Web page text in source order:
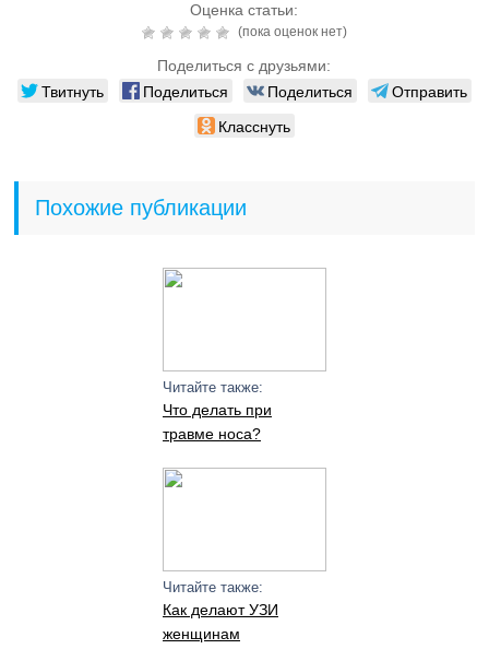
Оценка статьи:
(пока оценок нет)
Поделиться с друзьями:
Твитнуть Поделиться Поделиться
Отправить
Класснуть
Похожие публикации
Читайте также:
Что делать при
травме носа?
Читайте также:
Как делают УЗИ
женщинам